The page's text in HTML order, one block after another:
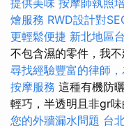
燴服務 RWD設計對
更輕鬆便捷 新北地區
不包含濕的零件，我
尋找經驗豐富的律師
按摩服務 這種有機防
輕巧，半透明且非gr味
您的外牆漏水問題 台